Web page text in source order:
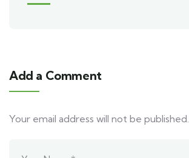
Add a Comment
Your email address will not be published.